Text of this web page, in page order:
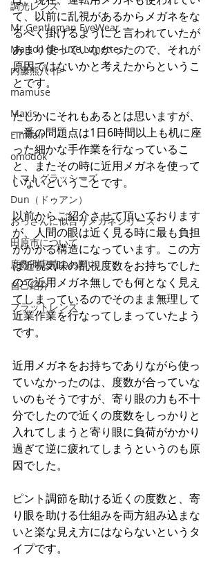
調光レンズ
Mr.Gentleman EyeWear
Maison de luxe Lunettes
内藤熊八 作
mamuse
Maxis
Einklair
omodok
トマトグラッシーズ
Dun（ドゥアン）
おっさんに似合うメガネシリーズ
田原市について
度数測定時のお願い
自己紹介
フラットレンズ
て、以前に乱視があるからメガネをな
るべく掛けるようにと言われていたが
あまり使っていなかったので、それが
原因ではないかと考えたからというこ
とです。
たしかにそれもあるとは思いますが、
一番の問題点は1日6時間以上も机に座
った細かな手作業を行なっているこ
と、またその時に近用メガネを使って
いないということです。
以前からご紹介させて頂いております
が、人間の眼は近く見る時に最も負担
がかかる構造になっています。この方
は近視気味の乱視度数をお持ちでした
ので近用メガネ無しでも何となく見え
てしまっているのでそのまま無理して
近業作業を行なってしまっていたよう
です。
近用メガネをお持ちでありながら使っ
ていなかったのは、度数が合っていな
いのもそうですが、寄り眼の力も不十
分でしたので近くの度数をしっかりと
入れてしまうと寄り眼に負荷がかかり
過ぎて逆に疲れてしまうというのも原
因でした。
ピント調節を助ける近くの度数と、寄
り眼を助ける仕組みを両方組み込まな
いと楽な見え方にはならないというタ
イプです。